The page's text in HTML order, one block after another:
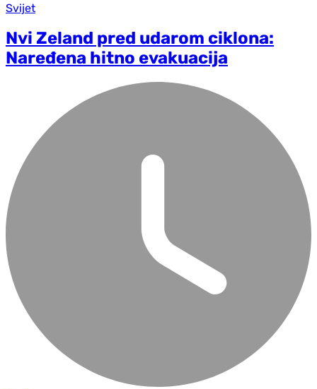
Svijet
Nvi Zeland pred udarom ciklona:
Naređena hitno evakuacija